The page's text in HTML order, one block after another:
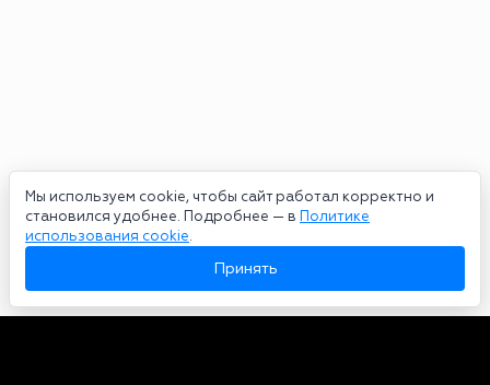
Мы используем cookie, чтобы сайт работал корректно и
становился удобнее. Подробнее — в Политике
использования cookie.
Принять